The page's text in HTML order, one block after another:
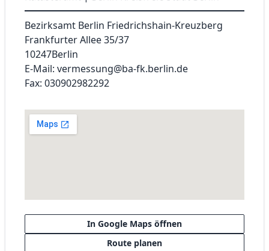
Bezirksamt Berlin Friedrichshain-Kreuzberg
Frankfurter Allee 35/37
10247Berlin
E-Mail: vermessung@ba-fk.berlin.de
Fax: 030902982292
In Google Maps öffnen
Route planen